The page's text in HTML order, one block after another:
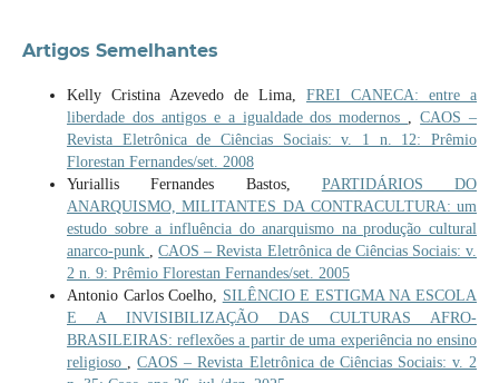
Artigos Semelhantes
Kelly Cristina Azevedo de Lima,FREI CANECA: entre a
liberdade dos antigos e a igualdade dos modernos
,CAOS –
Revista Eletrônica de Ciências Sociais: v. 1 n. 12: Prêmio
Florestan Fernandes/set. 2008
Yuriallis Fernandes Bastos, PARTIDÁRIOS DO
ANARQUISMO, MILITANTES DA CONTRACULTURA: um
estudo sobre a influência do anarquismo na produção cultural
anarco-punk
,CAOS – Revista Eletrônica de Ciências Sociais: v.
2 n. 9: Prêmio Florestan Fernandes/set. 2005
Antonio Carlos Coelho, SILÊNCIO E ESTIGMA NA ESCOLA
E A INVISIBILIZAÇÃO DAS CULTURAS AFRO-
BRASILEIRAS: reflexões a partir de uma experiência no ensino
religioso
,CAOS – Revista Eletrônica de Ciências Sociais: v. 2